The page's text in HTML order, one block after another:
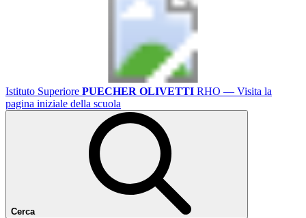
Istituto Superiore PUECHER OLIVETTI RHO — Visita la
pagina iniziale della scuola
Cerca